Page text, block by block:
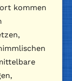
kommen